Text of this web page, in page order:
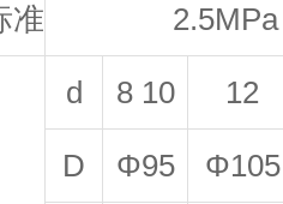
准 2.5MPa
d 8 10 12
D Φ95 Φ105